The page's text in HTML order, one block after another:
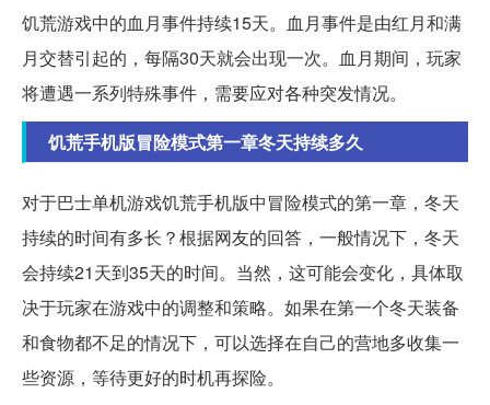
饥荒游戏中的血月事件持续15天。血月事件是由红月和满
月交替引起的，每隔30天就会出现一次。血月期间，玩家
将遭遇一系列特殊事件，需要应对各种突发情况。
饥荒手机版冒险模式第一章冬天持续多久
对于巴士单机游戏饥荒手机版中冒险模式的第一章，冬天
持续的时间有多长？根据网友的回答，一般情况下，冬天
会持续21天到35天的时间。当然，这可能会变化，具体取
决于玩家在游戏中的调整和策略。如果在第一个冬天装备
和食物都不足的情况下，可以选择在自己的营地多收集一
些资源，等待更好的时机再探险。